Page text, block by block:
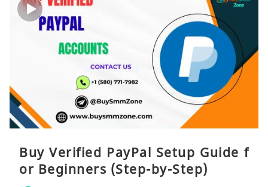
Buy Verified PayPal Setup Guide f
or Beginners (Step-by-Step)